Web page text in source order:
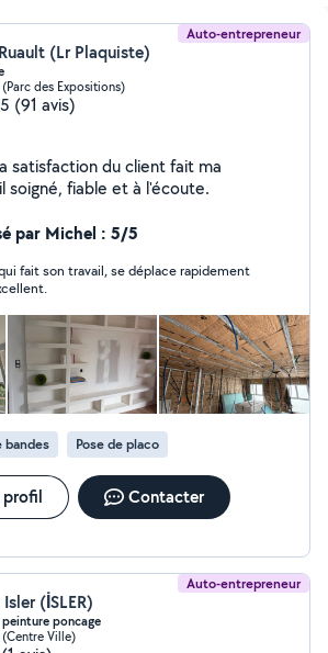
Auto-entrepreneur
(Lr Plaquiste)
(Parc des Expositions)
(91 avis)
soigné, fiable et à l'écoute.
par Michel : 5/5
fait son travail, se déplace rapidement
bandes Pose de placo
profil Contacter
Auto-entrepreneur
(İSLER)
poncage
(Centre Ville)